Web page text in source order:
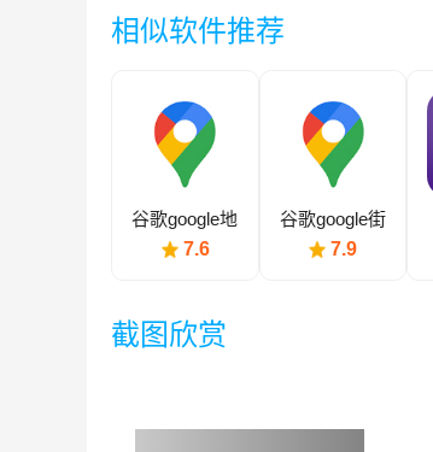
相似软件推荐
谷歌google地
图7.6
谷歌google街
景地图
7.9
截图欣赏